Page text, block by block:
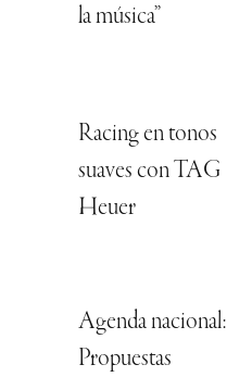
la música”
Racing en tonos
suaves con TAG
Heuer
Agenda nacional:
Propuestas